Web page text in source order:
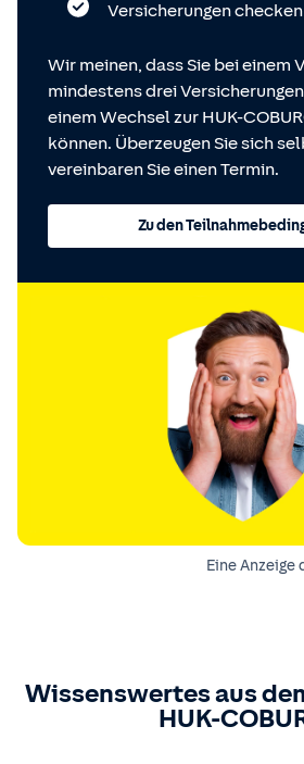
Versicherungen
Wir meinen, dass Sie bei einem
mindestens drei
einem Wechsel zur HUK-
können. Überzeugen Sie sich
vereinbaren Sie einen Termin.
Zu den
Eine Anzeige
Wissenswertes aus
HUK-